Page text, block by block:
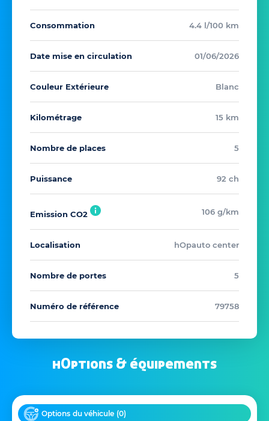
Consommation 4.4 l/100 km
Date mise en circulation 01/06/2026
Couleur Extérieure Blanc
Kilométrage 15 km
Nombre de places 5
Puissance 92 ch
Emission CO2 106 g/km
Localisation hOpauto center
Nombre de portes 5
Numéro de référence 79758
hOptions & équipements
Options du véhicule (0)